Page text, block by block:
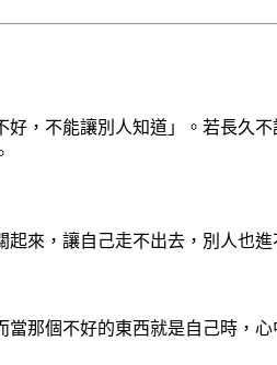
，不能讓別人知道」。若長久
來，讓自己走不出去，別人也進
那個不好的東西就是自己時，心